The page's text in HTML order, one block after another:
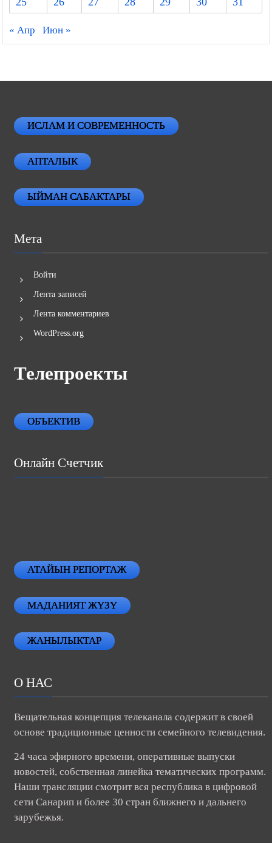
25
26 27 28 29 30 31
« Апр Июн »
Мета
Телепроекты
Онлайн Счетчик
О НАС
Вещательная концепция телеканала содержит в своей
24 часа эфирного времени, оперативные выпуски
новостей, собственная линейка тематических программ.
Наши трансляции смотрит вся республика в цифровой
сети Санарип и более 30 стран ближнего и дальнего